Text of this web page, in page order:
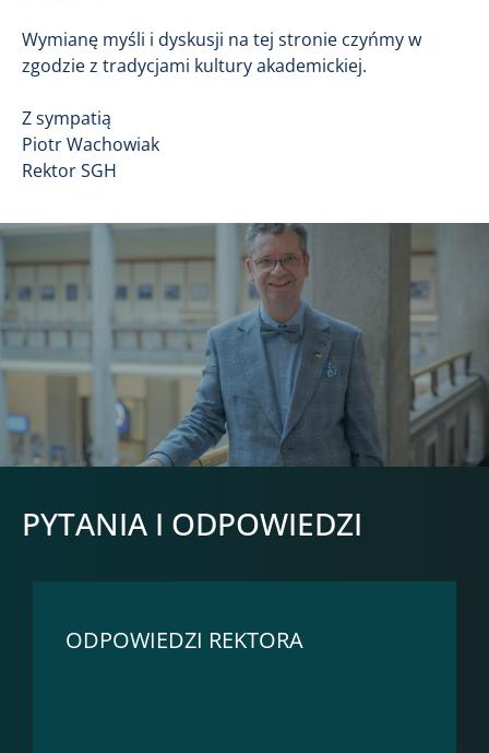
Wymianę myśli i dyskusji na tej stronie czyńmy w
zgodzie z tradycjami kultury akademickiej.
Z sympatią
Piotr Wachowiak
Rektor SGH
PYTANIA I ODPOWIEDZI
ODPOWIEDZI REKTORA